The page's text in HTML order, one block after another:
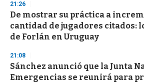
21:26
De mostrar su práctica a
cantidad de jugadores citados:
de Forlán en Uruguay
21:08
Sánchez anunció que la Junta
Emergencias se reunirá para